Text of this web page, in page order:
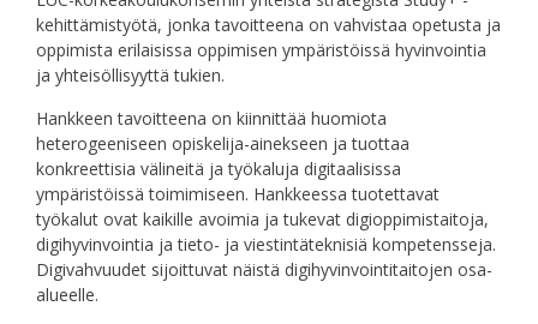
kehittämistyötä, jonka tavoitteena on vahvistaa opetusta ja
oppimista erilaisissa oppimisen ympäristöissä hyvinvointia
ja yhteisöllisyyttä tukien.
Hankkeen tavoitteena on kiinnittää huomiota
heterogeeniseen opiskelija-ainekseen ja tuottaa
konkreettisia välineitä ja työkaluja digitaalisissa
ympäristöissä toimimiseen. Hankkeessa tuotettavat
työkalut ovat kaikille avoimia ja tukevat digioppimistaitoja,
digihyvinvointia ja tieto- ja viestintäteknisiä kompetensseja.
Digivahvuudet sijoittuvat näistä digihyvinvointitaitojen osa-
alueelle.